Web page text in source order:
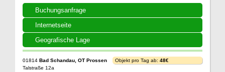
Buchungsanfrage
Internetseite
Geografische Lage
01814 Bad Schandau, OT Prossen
Talstraße 12a
Objekt pro Tag ab: 48€